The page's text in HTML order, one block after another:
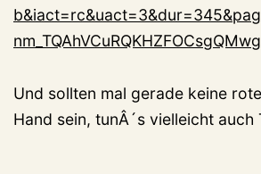
Und sollten mal gerade keine
Hand sein, tunÂ´s vielleicht auch